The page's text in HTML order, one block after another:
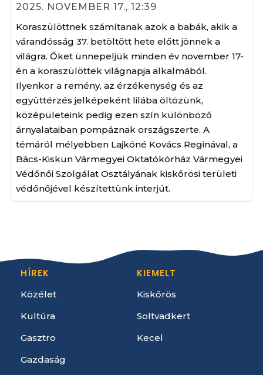
2025. NOVEMBER 17., 12:39
Koraszülöttnek számítanak azok a babák, akik a
várandósság 37. betöltött hete előtt jönnek a
világra. Őket ünnepeljük minden év november 17-
én a koraszülöttek világnapja alkalmából.
Ilyenkor a remény, az érzékenység és az
együttérzés jelképeként lilába öltözünk,
középületeink pedig ezen szín különböző
árnyalataiban pompáznak országszerte. A
témáról mélyebben Lajkóné Kovács Reginával, a
Bács-Kiskun Vármegyei Oktatókórház Vármegyei
Védőnői Szolgálat Osztályának kiskőrösi területi
védőnőjével készítettünk interjút.
HÍREK
Közélet
Kultúra
Gasztro
Gazdaság
KIEMELT
Kiskőrös
Soltvadkert
Kecel